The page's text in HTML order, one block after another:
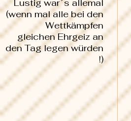
Lustig war´s allemal
(wenn mal alle bei den
Wettkämpfen
gleichen Ehrgeiz an
den Tag legen würden
!)